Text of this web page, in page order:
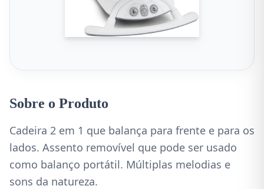
Sobre o Produto
Cadeira 2 em 1 que balança para frente e para os
lados. Assento removível que pode ser usado
como balanço portátil. Múltiplas melodias e
sons da natureza.